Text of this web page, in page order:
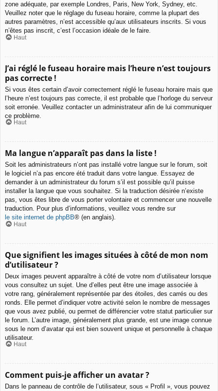
zone adéquate, par exemple Londres, Paris, New York, Sydney, etc.
Veuillez noter que le réglage du fuseau horaire, comme la plupart des
autres paramètres, n’est accessible qu’aux utilisateurs inscrits. Si vous
n’êtes pas inscrit, c’est l’occasion idéale de le faire.
Haut
J’ai réglé le fuseau horaire mais l’heure n’est toujours
pas correcte !
Si vous êtes certain d’avoir correctement réglé le fuseau horaire mais que
l’heure n’est toujours pas correcte, il est probable que l’horloge du serveur
soit erronée. Veuillez contacter un administrateur afin de lui communiquer
ce problème.
Haut
Ma langue n’apparaît pas dans la liste !
Soit les administrateurs n’ont pas installé votre langue sur le forum, soit
le logiciel n’a pas encore été traduit dans votre langue. Essayez de
demander à un administrateur du forum s’il est possible qu’il puisse
installer la langue que vous souhaitez. Si la traduction désirée n’existe
pas, vous êtes libre de vous porter volontaire et commencer une nouvelle
traduction. Pour plus d’informations, veuillez vous rendre sur
le site internet de phpBB® (en anglais).
Haut
Que signifient les images situées à côté de mon nom
d’utilisateur ?
Deux images peuvent apparaître à côté de votre nom d’utilisateur lorsque
vous consultez un sujet. Une d’elles peut être une image associée à
votre rang, généralement représentée par des étoiles, des carrés ou des
ronds. Elle permet d’indiquer votre activité selon le nombre de messages
que vous avez publié, ou permet de différencier votre statut particulier sur
le forum. L’autre image, généralement plus grande, est une image connue
sous le nom d’avatar qui est bien souvent unique et personnelle à chaque
utilisateur.
Haut
Comment puis-je afficher un avatar ?
Dans le panneau de contrôle de l’utilisateur, sous « Profil », vous pouvez